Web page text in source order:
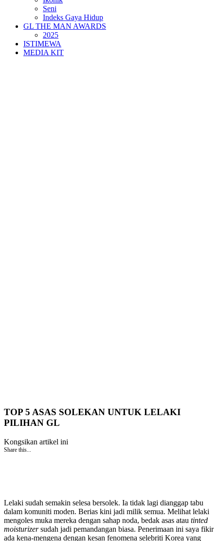
Seni
Indeks Gaya Hidup
GL THE MAN AWARDS
2025
ISTIMEWA
MEDIA KIT
TOP 5 ASAS SOLEKAN UNTUK LELAKI
PILIHAN GL
Kongsikan artikel ini
Share this...
Lelaki sudah semakin selesa bersolek. Ia tidak lagi dianggap tabu
dalam komuniti moden. Berias kini jadi milik semua. Melihat lelaki
mengoles muka mereka dengan sahap noda, bedak asas atau tinted
moisturizersudah jadi pemandangan biasa. Penerimaan ini saya fikir
ada kena-mengena dengan kesan fenomena selebriti Korea yang